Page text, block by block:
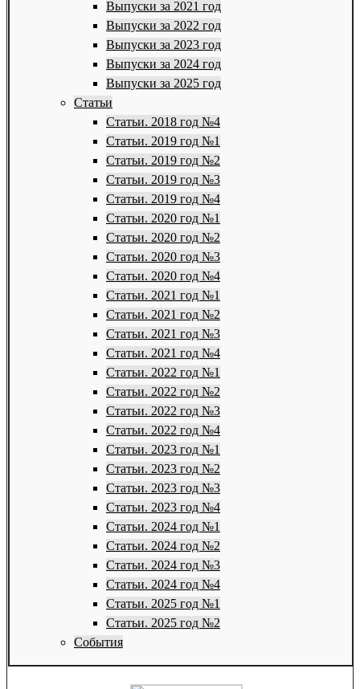
Выпуски за 2021 год
Выпуски за 2022 год
Выпуски за 2023 год
Выпуски за 2024 год
Выпуски за 2025 год
Статьи
Статьи. 2018 год №4
Статьи. 2019 год №1
Статьи. 2019 год №2
Статьи. 2019 год №3
Статьи. 2019 год №4
Статьи. 2020 год №1
Статьи. 2020 год №2
Статьи. 2020 год №3
Статьи. 2020 год №4
Статьи. 2021 год №1
Статьи. 2021 год №2
Статьи. 2021 год №3
Статьи. 2021 год №4
Статьи. 2022 год №1
Статьи. 2022 год №2
Статьи. 2022 год №3
Статьи. 2022 год №4
Статьи. 2023 год №1
Статьи. 2023 год №2
Статьи. 2023 год №3
Статьи. 2023 год №4
Статьи. 2024 год №1
Статьи. 2024 год №2
Статьи. 2024 год №3
Статьи. 2024 год №4
Статьи. 2025 год №1
Статьи. 2025 год №2
События